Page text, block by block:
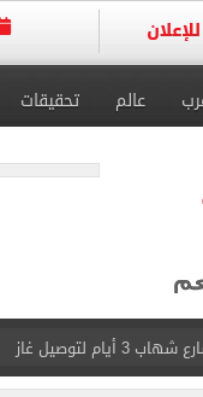
عالم تحقيقات
غاز
لـ68 أسبوعا
للعياط.. اعرف التحويلات